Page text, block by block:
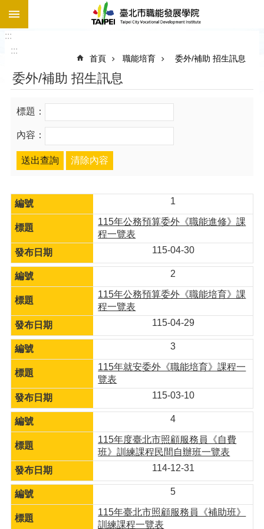
跳到主要內容區塊
:::
:::
首頁 職能培育 委外/補助 招生訊息
委外/補助 招生訊息
標題：
內容：
1
115年公務預算委外《職能進修》課
程一覽表
115-04-30
2
115年公務預算委外《職能培育》課
程一覽表
115-04-29
3
115年就安委外《職能培育》課程一
覽表
115-03-10
4
115年度臺北市照顧服務員《自費
班》訓練課程民間自辦班一覽表
114-12-31
5
115年臺北市照顧服務員《補助班》
訓練課程一覽表